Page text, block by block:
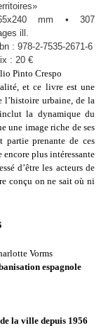
mm • 307
ill.
: 978-2-7535-2671-6
: 20 €
Pinto Crespo
et ce livre est une
l’histoire urbaine, de la
la dynamique du
une image riche de ses
partie prenante de ces
plus intéressante
d’être les acteurs de
conçu on ne sait où ni
Vorms
espagnole
la ville depuis 1956